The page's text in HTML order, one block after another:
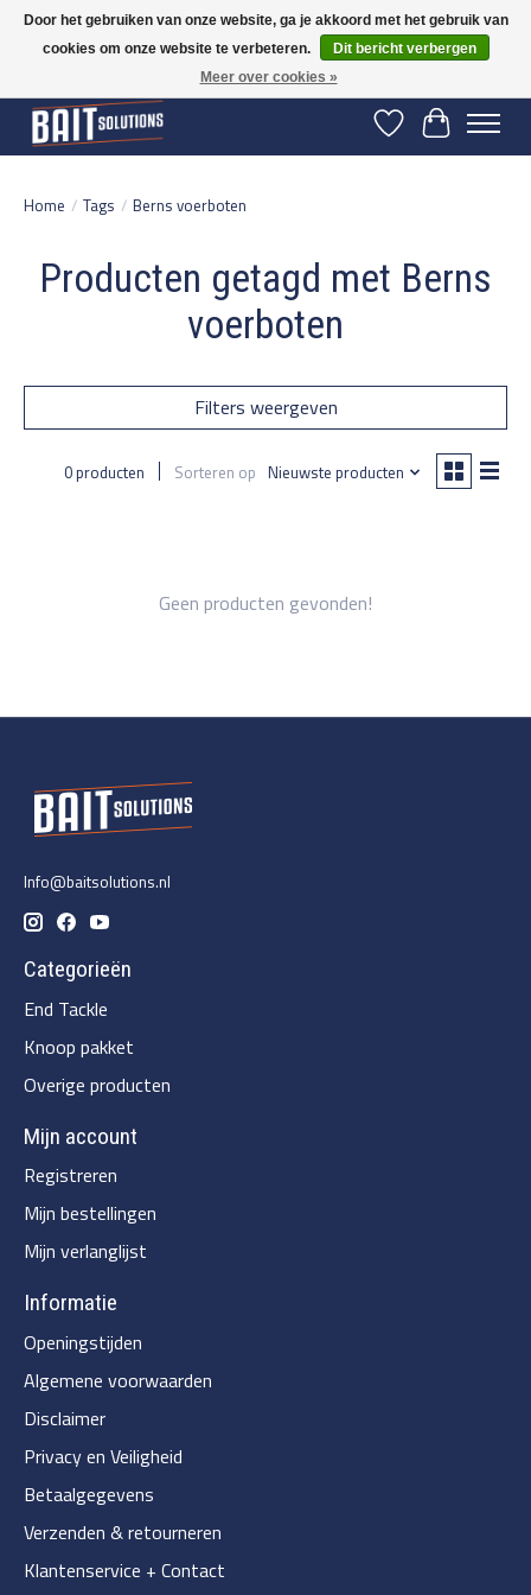
Gratis verzending vanaf 50 euro binnen NL | Op voorraad binnen 2-5 werkdagen
verzonden | België vanaf 70 euro gratis verzonden
Verlanglijst
Home / Tags / Berns voerboten
Producten getagd met Berns
voerboten
Filters weergeven
0 producten Sorteren op Nieuwste producten
Geen producten gevonden!
Info@baitsolutions.nl
Categorieën
End Tackle
Knoop pakket
Overige producten
Mijn account
Registreren
Mijn bestellingen
Mijn verlanglijst
Informatie
Openingstijden
Algemene voorwaarden
Disclaimer
Privacy en Veiligheid
Betaalgegevens
Verzenden & retourneren
Klantenservice + Contact
Door het gebruiken van onze website, ga je akkoord met het gebruik van
cookies om onze website te verbeteren.
Dit bericht verbergen
Meer over cookies »